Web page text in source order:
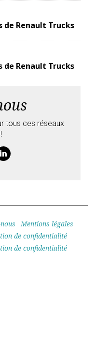
Renault Trucks
Renault Trucks
tous ces réseaux
Mentions légales
de confidentialité
de confidentialité